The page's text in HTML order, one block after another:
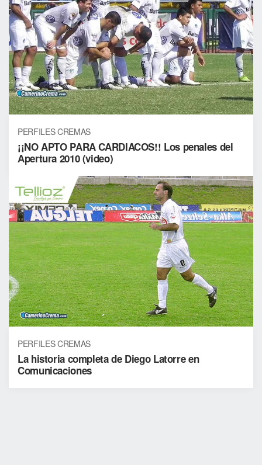
PERFILES CREMAS
¡¡NO APTO PARA CARDIACOS!! Los penales del
Apertura 2010 (video)
PERFILES CREMAS
La historia completa de Diego Latorre en
Comunicaciones